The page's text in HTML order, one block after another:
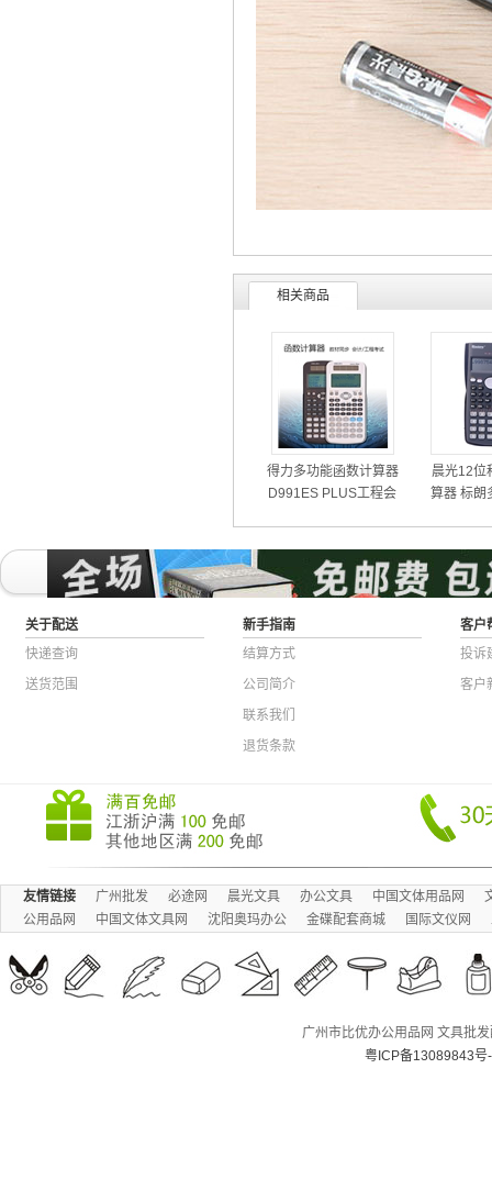
相关商品
得力多功能函数计算器
D991ES PLUS工程会
晨光12位
算器 标朗
关于配送
快递查询
送货范围
新手指南
结算方式
公司简介
联系我们
退货条款
客户
投诉
客户
友情链接 广州批发 必途网 晨光文具 办公文具 中国文体用品网
公用品网
中国文体文具网 沈阳奥玛办公 金碟配套商城 国际文仪网
广州市比优办公用品网 文具批
粤ICP备13089843号